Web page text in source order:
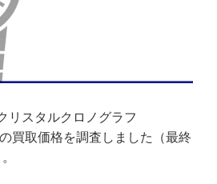
リスタルクロノグラフ
買取価格を調査しました（最終